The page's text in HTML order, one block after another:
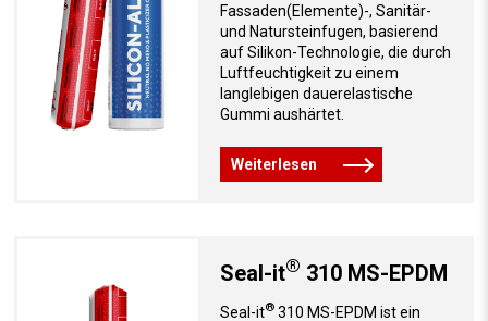
Fassaden(Elemente)-, Sanitär-
und Natursteinfugen, basierend
auf Silikon-Technologie, die durch
Luftfeuchtigkeit zu einem
langlebigen dauerelastische
Gummi aushärtet.
Weiterlesen
Seal-it® 310 MS-EPDM
Seal-it®310 MS-EPDM ist ein